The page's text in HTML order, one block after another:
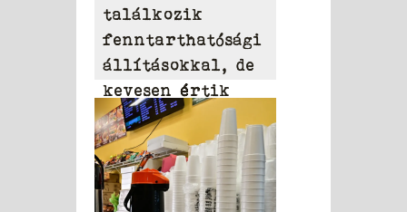
találkozik
fenntarthatósági
állításokkal, de
kevesen értik
azokat